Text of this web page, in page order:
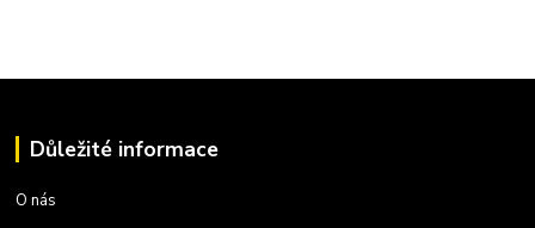
Důležité informace
O nás